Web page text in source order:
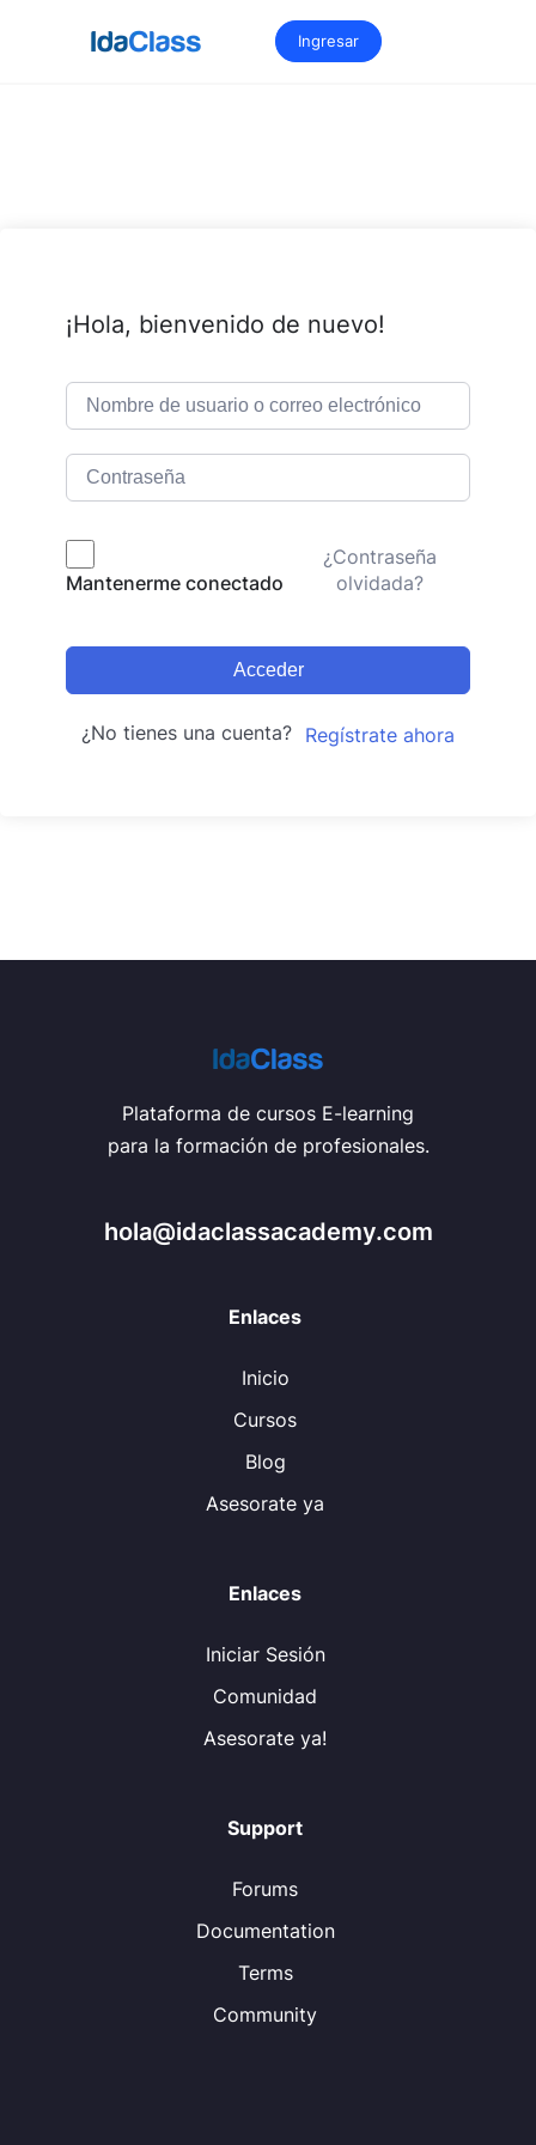
Ingresar
¡Hola, bienvenido de nuevo!
Mantenerme conectado
¿Contraseña
olvidada?
Acceder
¿No tienes una cuenta? Regístrate ahora
Plataforma de cursos E-learning
para la formación de profesionales.
hola@idaclassacademy.com
Enlaces
Inicio
Cursos
Blog
Asesorate ya
Enlaces
Iniciar Sesión
Comunidad
Asesorate ya!
Support
Forums
Documentation
Terms
Community